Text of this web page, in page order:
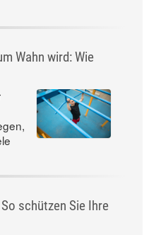
Wahn wird: Wie
schützen Sie Ihre